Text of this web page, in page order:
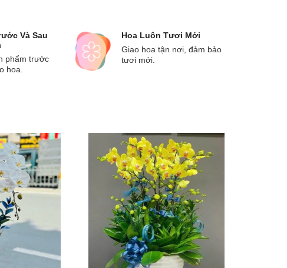
Và Sau
phẩm trước
hoa.
Hoa Luôn Tươi Mới
Giao hoa tận nơi, đảm bảo
tươi mới.